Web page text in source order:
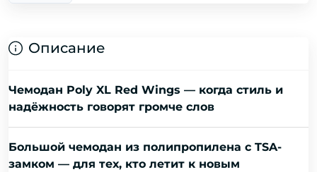
Описание
Чемодан Poly XL Red Wings — когда стиль и
надёжность говорят громче слов
Большой чемодан из полипропилена с TSA-
замком — для тех, кто летит к новым